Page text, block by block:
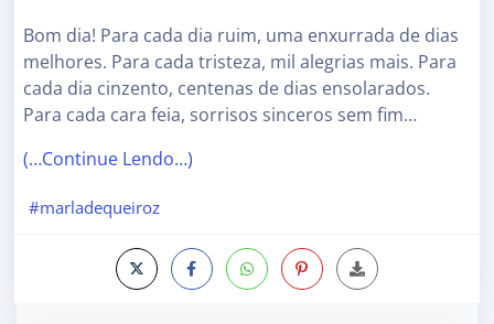
Bom dia! Para cada dia ruim, uma enxurrada de dias
melhores. Para cada tristeza, mil alegrias mais. Para
cada dia cinzento, centenas de dias ensolarados.
Para cada cara feia, sorrisos sinceros sem fim…
(…Continue Lendo…)
#marladequeiroz